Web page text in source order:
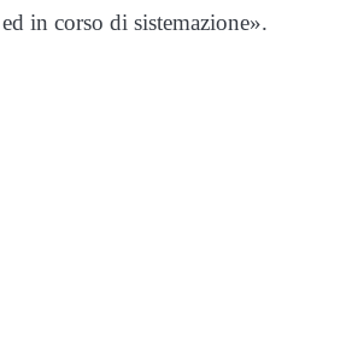
in corso di sistemazione».